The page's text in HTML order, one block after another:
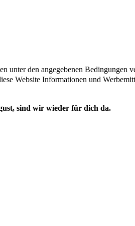
unter den angegebenen Bedingungen
Website Informationen und
sind wir wieder für dich da.